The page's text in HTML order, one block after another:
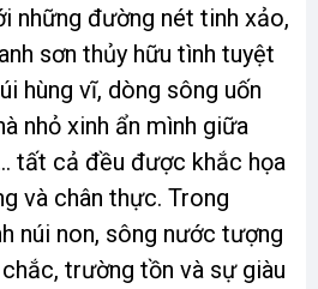
những đường nét tinh xảo,
sơn thủy hữu tình tuyệt
hùng vĩ, dòng sông uốn
nhỏ xinh ẩn mình giữa
tất cả đều được khắc họa
và chân thực. Trong
núi non, sông nước tượng
trường tồn và sự giàu